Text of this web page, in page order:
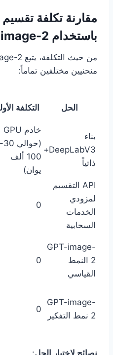
مقارنة تكلفة
باستخدام GPT-image-2
منحنيين مختلفين تماماً:
الحل التكلفة
بناء
DeepLabV3+
ذاتياً
خادم GPU
(حوالي 30-
100 ألف
يوان)
API التقسيم
لمزودي
الخدمات
السحابية
0
GPT-image-
2 النمط
القياسي
0
GPT-image-
2 نمط التفكير
0